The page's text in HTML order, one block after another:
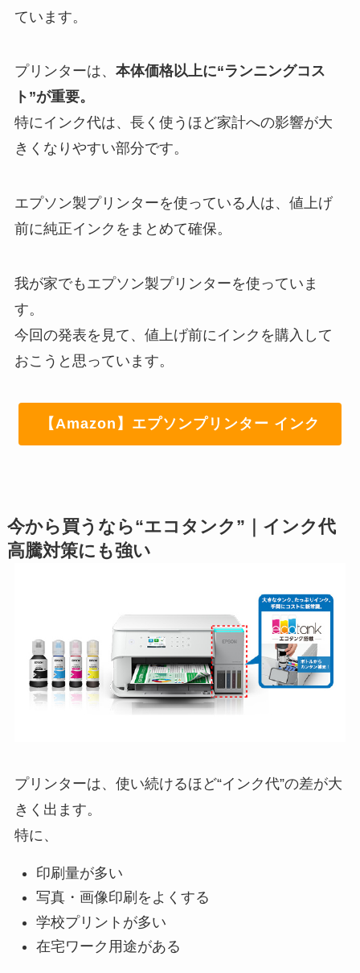
ています。
プリンターは、 本体価格以上に“ランニングコス
ト”が重要。
特にインク代は、長く使うほど家計への影響が大
きくなりやすい部分です。
エプソン製プリンターを使っている人は、値上げ
前に純正インクをまとめて確保。
我が家でもエプソン製プリンターを使っていま
す。
今回の発表を見て、値上げ前にインクを購入して
おこうと思っています。
【Amazon】エプソンプリンター インク
今から買うなら“エコタンク”｜インク代
高騰対策にも強い
プリンターは、使い続けるほど“インク代”の差が大
きく出ます。
特に、
印刷量が多い
写真・画像印刷をよくする
学校プリントが多い
在宅ワーク用途がある